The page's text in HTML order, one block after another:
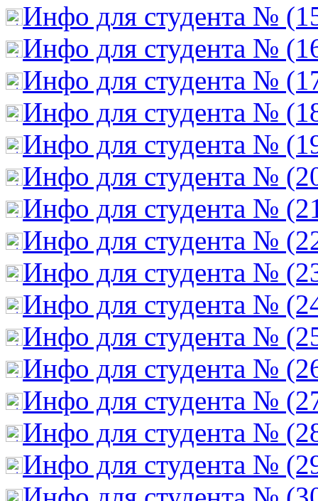
Инфо для студента №
Инфо для студента №
Инфо для студента №
Инфо для студента №
Инфо для студента №
Инфо для студента №
Инфо для студента №
Инфо для студента №
Инфо для студента №
Инфо для студента №
Инфо для студента №
Инфо для студента №
Инфо для студента №
Инфо для студента №
Инфо для студента №